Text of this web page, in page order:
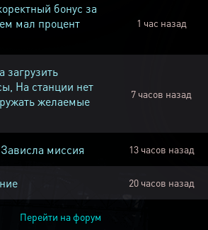
бонус за
мал процент
1 час назад
загрузить
На станции нет
желаемые
7 часов назад
миссия 13 часов назад
20 часов назад
Перейти на форум